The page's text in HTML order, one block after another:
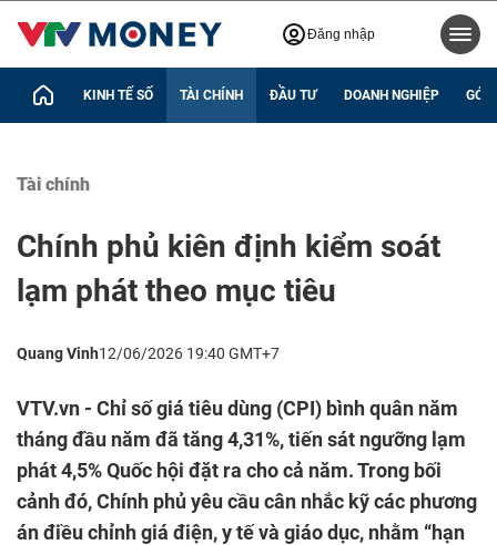
Đăng nhập
KINH TẾ SỐ TÀI CHÍNH ĐẦU TƯ DOANH NGHIỆP GÓC
Tài chính
Chính phủ kiên định kiểm soát
lạm phát theo mục tiêu
Quang Vinh12/06/2026 19:40 GMT+7
VTV.vn - Chỉ số giá tiêu dùng (CPI) bình quân năm
tháng đầu năm đã tăng 4,31%, tiến sát ngưỡng lạm
phát 4,5% Quốc hội đặt ra cho cả năm. Trong bối
cảnh đó, Chính phủ yêu cầu cân nhắc kỹ các phương
án điều chỉnh giá điện, y tế và giáo dục, nhằm “hạn